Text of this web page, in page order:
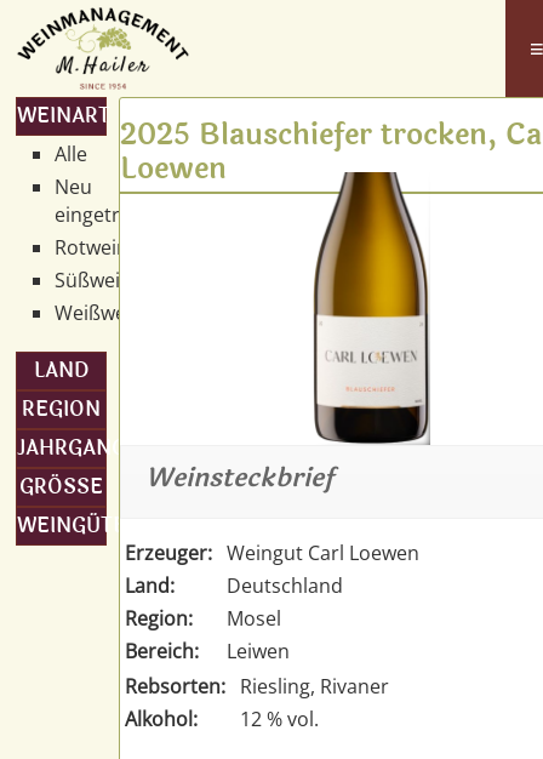
≡
WEINART
Alle
Neu
eingetroffen
Rotwein
Süßwein
Weißwein
LAND
REGION
JAHRGANG
GRÖSSE
WEINGÜTER
2025 Blauschiefer trocken,
Loewen
Weinsteckbrief
Erzeuger: Weingut Carl Loewen
Land:
Deutschland
Region:
Mosel
Bereich:
Leiwen
Rebsorten: Riesling, Rivaner
Alkohol:
12 % vol.